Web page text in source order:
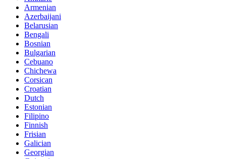
Armenian
Azerbaijani
Belarusian
Bengali
Bosnian
Bulgarian
Cebuano
Chichewa
Corsican
Croatian
Dutch
Estonian
Filipino
Finnish
Frisian
Galician
Georgian